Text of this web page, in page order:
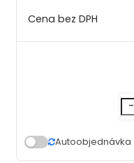
-
Autoobjednávka